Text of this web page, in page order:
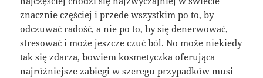
znacznie częściej i przede wszystkim po to, by
odczuwać radość, a nie po to, by się denerwować,
stresować i może jeszcze czuć ból. No może niekiedy
tak się zdarza, bowiem kosmetyczka oferująca
najróżniejsze zabiegi w szeregu przypadków musi